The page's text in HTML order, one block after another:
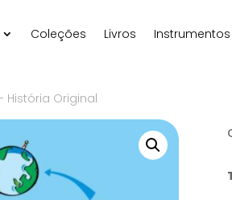
Coleções Livros Instrumentos
História Original